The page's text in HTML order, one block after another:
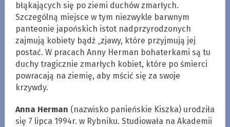
błąkających się po ziemi duchów zmarłych.
Szczególną miejsce w tym niezwykle barwnym
panteonie japońskich istot nadprzyrodzonych
zajmują kobiety bądź „zjawy, które przyjmują jej
postać. W pracach Anny Herman bohaterkami są tu
duchy tragicznie zmarłych kobiet, które po śmierci
powracają na ziemię, aby mścić się za swoje
krzywdy.
Anna Herman (nazwisko panieńskie Kiszka) urodziła
się 7 lipca 1994r. w Rybniku. Studiowała na Akademii